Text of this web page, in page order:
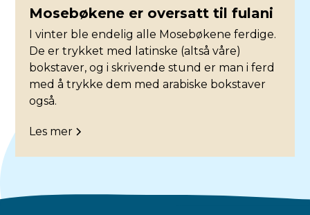
Mosebøkene er oversatt til fulani
I vinter ble endelig alle Mosebøkene ferdige.
De er trykket med latinske (altså våre)
bokstaver, og i skrivende stund er man i ferd
med å trykke dem med arabiske bokstaver
også.
Les mer